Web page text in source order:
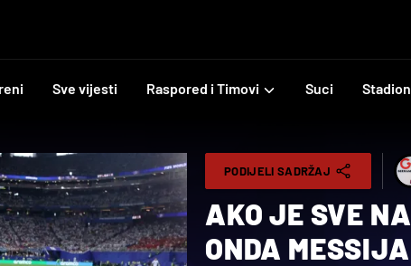
Sve vijesti Raspored i Timovi Suci
PODIJELI SADRŽAJ
AKO JE SVE
ONDA MESSIJA